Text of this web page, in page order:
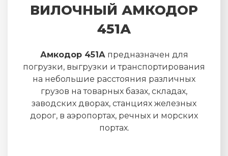
ВИЛОЧНЫЙ АМКОДОР
451А
Амкодор 451Апредназначен для
погрузки, выгрузки и транспортирования
на небольшие расстояния различных
грузов на товарных базах, складах,
заводских дворах, станциях железных
дорог, в аэропортах, речных и морских
портах.